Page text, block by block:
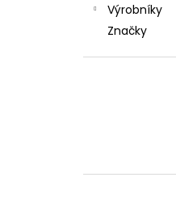
Výrobníky
Značky